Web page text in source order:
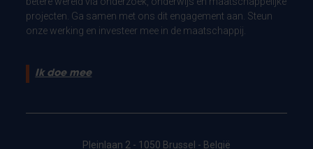
projecten. Ga samen met ons dit engagement aan. Steun
onze werking en investeer mee in de maatschappij.
Ik doe mee
Pleinlaan 2 - 1050 Brussel - België